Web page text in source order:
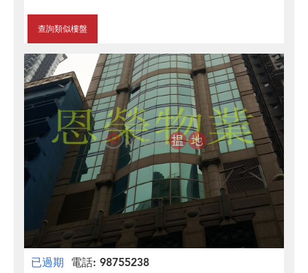
查詢類似樓盤
已過期 電話: 98755238